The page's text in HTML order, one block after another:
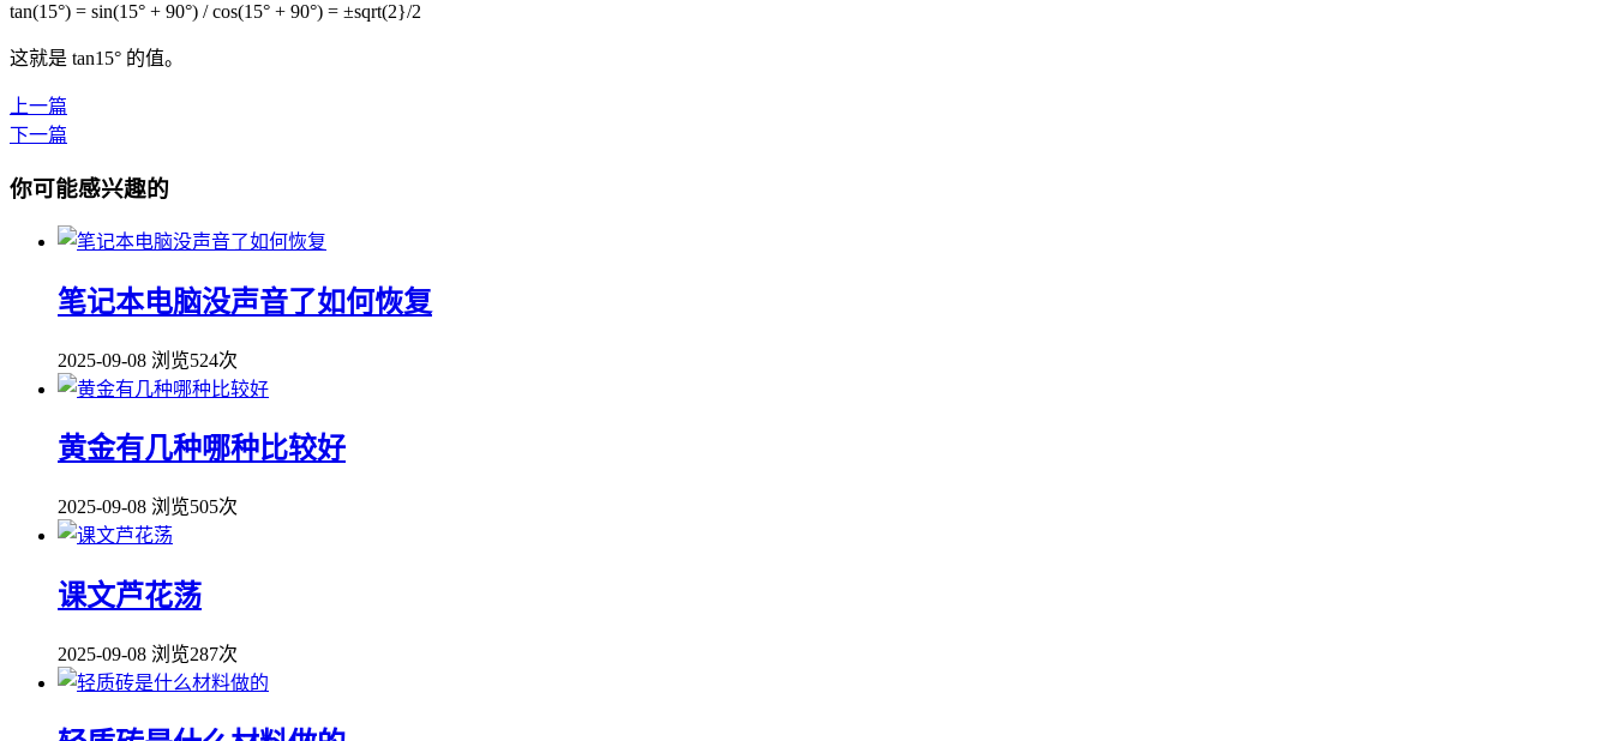
tan(15°) = sin(15° + 90°) / cos(15° + 90°) = ±sqrt(2}/2
这就是 tan15° 的值。
上一篇
下一篇
你可能感兴趣的
笔记本电脑没声音了如何恢复
2025-09-08 浏览524次
黄金有几种哪种比较好
2025-09-08 浏览505次
课文芦花荡
2025-09-08 浏览287次